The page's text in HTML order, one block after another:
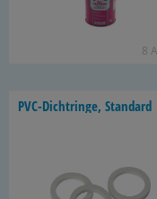
8
PVC-​Dichtringe, Stan­dard